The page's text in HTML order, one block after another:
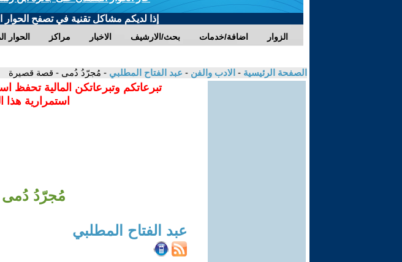
إذا لديكم مشاكل تقنية في تصفح الحوار
الحوار مراكز الاخبار بحث/الارشيف اضافة/خدمات الزوار
الصفحة الرئيسية - الادب والفن - عبد الفتاح المطلبي - مُجرّدُ دُمى - قصة قصيرة
تبرعاتكم وتبرعاتكن المالية تحفظ
استمرارية هذا
مُجرّدُ
عبد الفتاح المطلبي